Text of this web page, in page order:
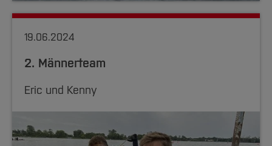
19.06.2024
2. Männerteam
Eric und Kenny